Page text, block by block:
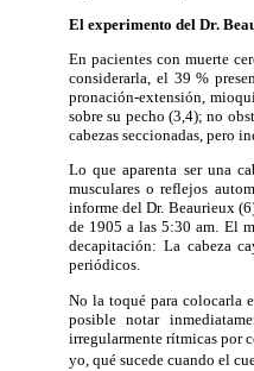
El experimento del Dr.
En pacientes con muerte
considerarla, el 39 %
pronación-extensión,
sobre su pecho (3,4); no
cabezas seccionadas, pero
Lo que aparenta ser una
musculares o reflejos
informe del Dr. Beaurieux
de 1905 a las 5:30am. El
decapitación: La cabeza
periódicos.
No la toqué para colocarla
posible notar
irregularmente rítmicas por
yo, qué sucede cuando el